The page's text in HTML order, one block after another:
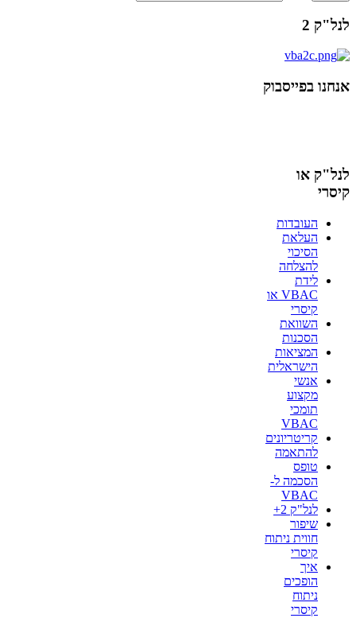
לנל"ק 2
אנחנו בפייסבוק
לנל"ק או
קיסרי
העובדות
העלאת
הסיכוי
להצלחה
לידת
VBAC או
קיסרי
השוואת
הסכנות
המציאות
הישראלית
אנשי
מקצוע
תומכי
VBAC
קריטריונים
להתאמה
טופס
הסכמה ל-
VBAC
לנל"ק 2+
שיפור
חווית ניתוח
קיסרי
איך
הופכים
ניתוח
קיסרי